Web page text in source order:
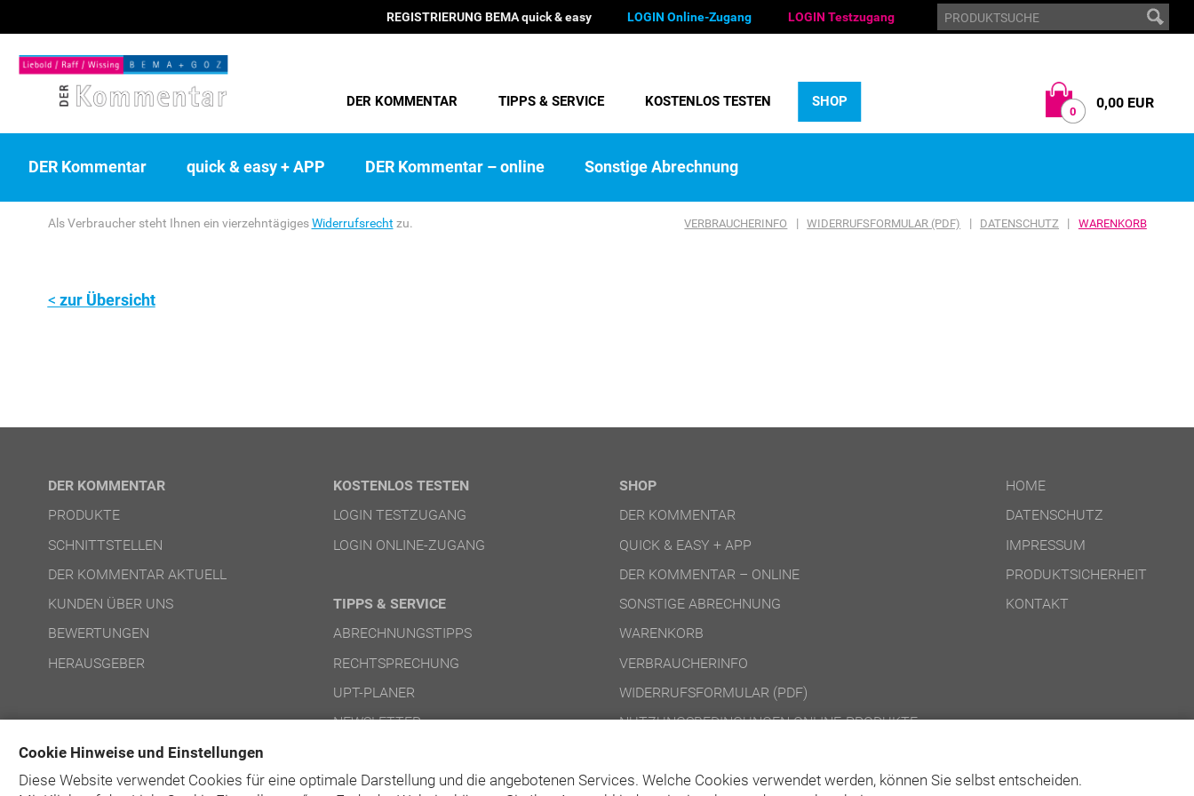
Cookie Hinweise und Einstellungen
Diese Website verwendet Cookies für eine optimale Darstellung und die angebotenen Services. Welche Cookies verwendet werden, können Sie selbst entscheiden.
REGISTRIERUNG BEMA quick & easy LOGIN Online-Zugang LOGIN Testzugang
DER KOMMENTAR TIPPS & SERVICE KOSTENLOS TESTEN SHOP
0 0,00 EUR
DER Kommentar quick & easy + APP DER Kommentar – online Sonstige Abrechnung
Als Verbraucher steht Ihnen ein vierzehntägigesWiderrufsrecht zu. VERBRAUCHERINFO | WIDERRUFSFORMULAR (PDF) | DATENSCHUTZ | WARENKORB
zur Übersicht
DER KOMMENTAR
PRODUKTE
SCHNITTSTELLEN
DER KOMMENTAR AKTUELL
KUNDEN ÜBER UNS
BEWERTUNGEN
HERAUSGEBER
KOSTENLOS TESTEN
LOGIN TESTZUGANG
LOGIN ONLINE-ZUGANG
TIPPS & SERVICE
ABRECHNUNGSTIPPS
RECHTSPRECHUNG
UPT-PLANER
NEWSLETTER
SHOP
DER KOMMENTAR
QUICK & EASY + APP
DER KOMMENTAR – ONLINE
SONSTIGE ABRECHNUNG
WARENKORB
VERBRAUCHERINFO
WIDERRUFSFORMULAR (PDF)
NUTZUNGSBEDINGUNGEN ONLINE-PRODUKTE
HOME
DATENSCHUTZ
IMPRESSUM
PRODUKTSICHERHEIT
KONTAKT